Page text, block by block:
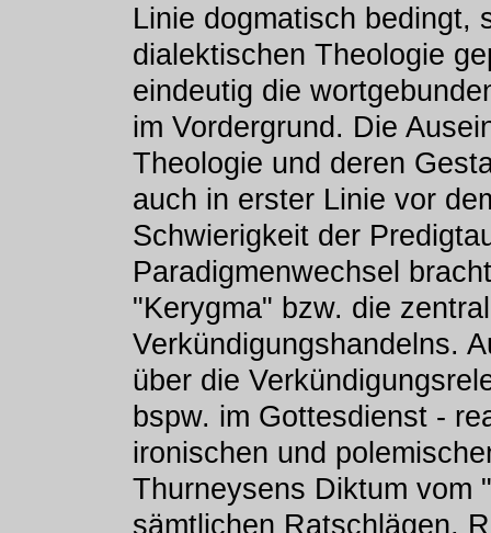
Linie dogmatisch bedingt,
dialektischen Theologie
eindeutig die
im Vordergrund. Die
Theologie und deren
auch in erster Linie vor
Schwierigkeit der
Paradigmenwechsel
"Kerygma" bzw. die
Verkündigungshandelns.
über die
bspw. im Gottesdienst -
ironischen und
Thurneysens Diktum vom
sämtlichen Ratschlägen,